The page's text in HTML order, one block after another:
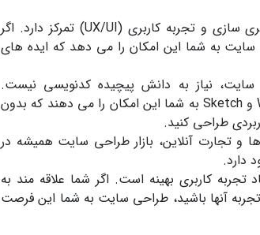
خلاقیت بیشتر: طراحی سایت بیشتر بر روی بصری سازی و تجربه کاربری (UX/UI) تمرکز دارد. اگر
به شما این امکان را می دهد که ایده های
سایت، نیاز به دانش پیچیده کدنویسی نیست.
ابزارهایی مانند WordPress، Figma، Adobe XD و Sketch به شما این امکان را می دهند که بدون
طراحی کنید.
و تجارت آنلاین، بازار طراحی سایت همیشه در
دارد.
تجربه کاربری بهینه است. اگر شما علاقه مند به
تجربه آنها باشید، طراحی سایت به شما این فرصت